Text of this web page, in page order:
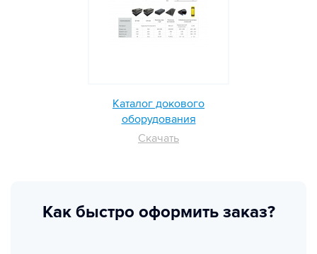
Каталог докового
оборудования
Скачать
Как быстро оформить заказ?